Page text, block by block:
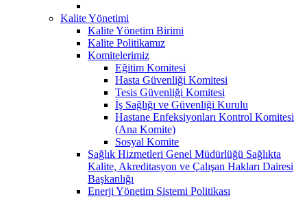
Kalite Yönetimi
Kalite Yönetim Birimi
Kalite Politikamız
Komitelerimiz
Eğitim Komitesi
Hasta Güvenliği Komitesi
Tesis Güvenliği Komitesi
İş Sağlığı ve Güvenliği Kurulu
Hastane Enfeksiyonları Kontrol Komitesi
(Ana Komite)
Sosyal Komite
Sağlık Hizmetleri Genel Müdürlüğü Sağlıkta
Kalite, Akreditasyon ve Çalışan Hakları Dairesi
Başkanlığı
Enerji Yönetim Sistemi Politikası